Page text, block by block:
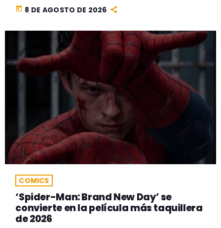
today 8 DE AGOSTO DE 2026
COMICS
‘Spider-Man: Brand New Day’ se
convierte en la película más taquillera
de 2026